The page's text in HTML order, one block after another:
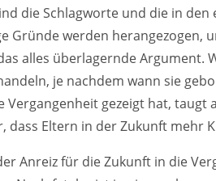
die Schlagworte und die in
Gründe werden herangezogen,
alles überlagernde Argument.
je nachdem wann sie
Vergangenheit gezeigt hat,
dass Eltern in der Zukunft mehr
Anreiz für die Zukunft in die